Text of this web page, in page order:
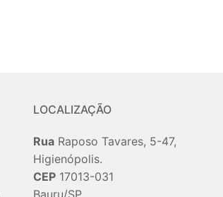
LOCALIZAÇÃO
RuaRaposo Tavares, 5-47,
Higienópolis.
CEP17013-031
Bauru/SP.